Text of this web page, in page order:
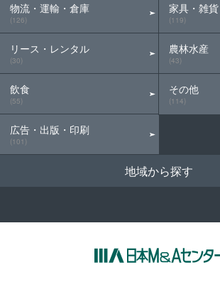
物流・運輸・倉庫
(126)
リース・レンタル
(30)
飲食
(55)
広告・出版・印刷
(101)
家具・雑貨
(119)
農林水産
(43)
その他
(114)
地域から探す